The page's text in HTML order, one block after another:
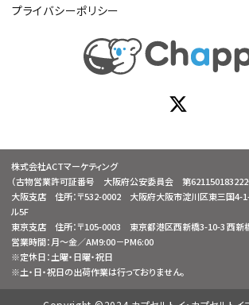
プライバシーポリシー
株式会社ACTマーケティング
（古物営業許可証番号 大阪府公安委員会 第621150183222
大阪支店 住所：〒532-0002 大阪府大阪市淀川区東三国4-1-
ル5F
東京支店 住所：〒105-0003 東京都港区西新橋3-10-3 西新
営業時間：月～金／AM9:00－PM6:00
※定休日：土曜・日曜・祝日
※土・日・祝日の出荷作業は行っておりません。